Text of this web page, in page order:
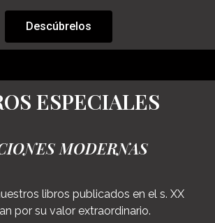
Descúbrelos
ESPECIALES
MODERNAS
libros publicados en el s. XX
por su valor extraordinario.